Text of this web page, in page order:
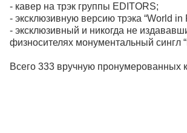
- кавер на трэк группы EDITORS;
- эксклюзивную версию трэка “World in
- эксклюзивный и никогда не
физносителях монументальный сингл
Всего 333 вручную пронумерованных